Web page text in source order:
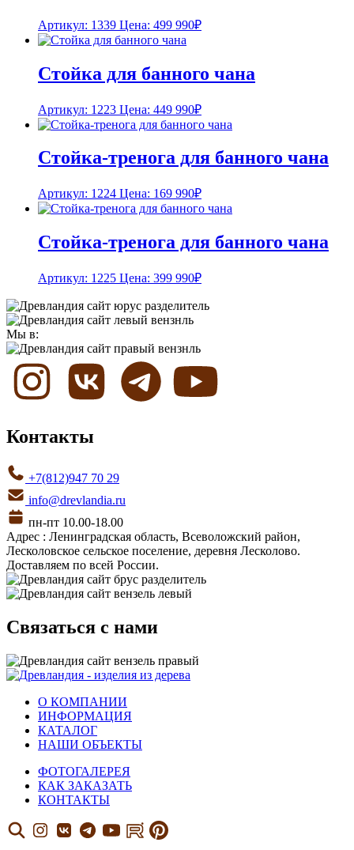
Артикул: 1339 Цена: 499 990₽
Стойка для банного чана
Артикул: 1223 Цена: 449 990₽
Стойка-тренога для банного чана
Артикул: 1224 Цена: 169 990₽
Стойка-тренога для банного чана
Артикул: 1225 Цена: 399 990₽
Мы в:
Контакты
+7(812)947 70 29
info@drevlandia.ru
пн-пт 10.00-18.00
Адрес : Ленинградская область, Всеволожский район,
Лесколовское сельское поселение, деревня Лесколово.
Доставляем по всей России.
Связаться с нами
О КОМПАНИИ
ИНФОРМАЦИЯ
КАТАЛОГ
НАШИ ОБЪЕКТЫ
ФОТОГАЛЕРЕЯ
КАК ЗАКАЗАТЬ
КОНТАКТЫ